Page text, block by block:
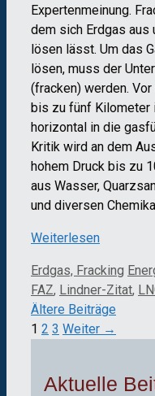
Expertenmeinung.
dem sich Erdgas aus
lösen lässt. Um das
lösen, muss der
(fracken) werden.
bis zu fünf Kilometer
horizontal in die
Kritik wird an dem
hohem Druck bis zu
aus Wasser,
und diversen
Weiterlesen
Kategorien
Erdgas, Fracking
FAZ, Lindner-Zitat,
Ältere Beiträge
Seite
1 Seite
2 Seite
3 Weiter →
Aktuelle